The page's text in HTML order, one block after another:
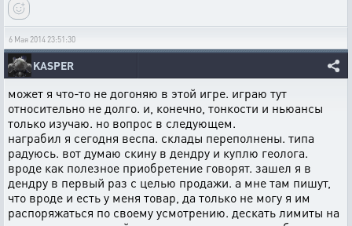
6 Мая 2014 23:51:30
KASPER
может я что-то не догоняю в этой игре. играю тут
относительно не долго. и, конечно, тонкости и ньюансы
только изучаю. но вопрос в следующем.
награбил я сегодня веспа. склады переполнены. типа
радуюсь. вот думаю скину в дендру и куплю геолога.
вроде как полезное приобретение говорят. зашел я в
дендру в первый раз с целью продажи. а мне там пишут,
что вроде и есть у меня товар, да только не могу я им
распоряжаться по своему усмотрению. дескать лимиты на